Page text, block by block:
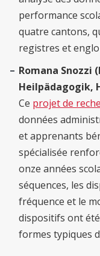
performance
quatre cantons,
registres et
Romana Snozzi
Heilpädagogik,
Ce projet de
données
et apprenants
spécialisée
onze années
séquences, les
fréquence et le
dispositifs ont
formes typiques